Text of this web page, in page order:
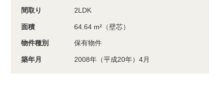
間取り 2LDK
面積 64.64 m²（壁芯）
物件種別 保有物件
築年月 2008年（平成20年）4月